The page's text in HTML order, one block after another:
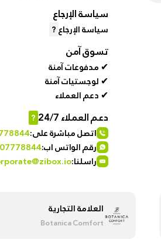
Automotive
& bikes
Men
Fashion
Women
Fashion
Medical
%50
discount
for
brand
hanar
Up
to
40 %
OFF
at
Shop
up to
%95 off
سياسة الإرجاع
سياسة الإرجاع?
تسوق آمن
✔ مدفوعات آمنة
✔ لوجستيات آمنة
✔ دعم العملاء
دعم العملاء 24/7
?
اتصل مباشرة على:
رقم الواتس اب:
راسلنا:
العلامة التجارية
Botanica Comfort